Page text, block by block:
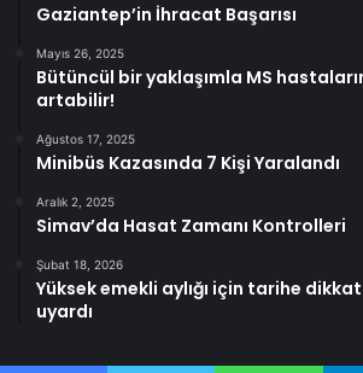
Gaziantep’in İhracat Başarısı
Mayıs 26, 2025
Bütüncül bir yaklaşımla MS
artabilir!
Ağustos 17, 2025
Minibüs Kazasında 7 Kişi Yaralandı
Aralık 2, 2025
Simav’da Hasat Zamanı Kontrolleri
Şubat 18, 2026
Yüksek emekli aylığı için tarihe
uyardı